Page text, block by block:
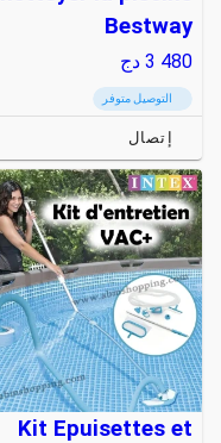
Bestway
3 480 دج
التوصيل متوفر
إتصال
Kit Epuisettes et